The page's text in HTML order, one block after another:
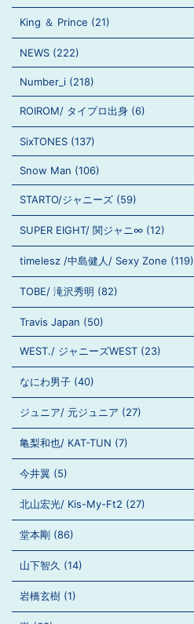
King ＆ Prince (21)
NEWS (222)
Number_i (218)
ROIROM/ タイプロ出身 (6)
SixTONES (137)
Snow Man (106)
STARTO/ジャニーズ (59)
SUPER EIGHT/ 関ジャニ∞ (12)
timelesz /中島健人/ Sexy Zone (119)
TOBE/ 滝沢秀明 (82)
Travis Japan (50)
WEST./ ジャニーズWEST (23)
なにわ男子 (40)
ジュニア/ 元ジュニア (27)
亀梨和也/ KAT-TUN (7)
今井翼 (5)
北山宏光/ Kis-My-Ft2 (27)
堂本剛 (86)
山下智久 (14)
岩橋玄樹 (1)